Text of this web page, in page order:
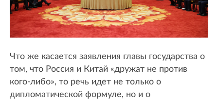
Что же касается заявления главы государства о
том, что Россия и Китай «дружат не против
кого-либо», то речь идет не только о
дипломатической формуле, но и о